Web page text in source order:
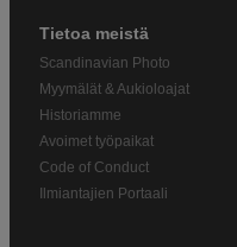
Tietoa meistä
Scandinavian Photo
Myymälät & Aukioloajat
Historiamme
Avoimet työpaikat
Code of Conduct
Ilmiantajien Portaali